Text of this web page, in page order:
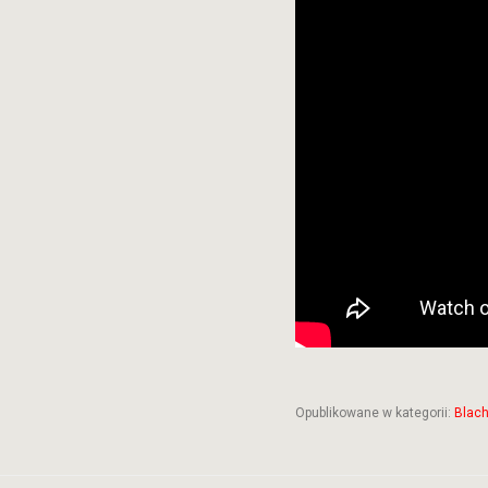
Opublikowane w kategorii: